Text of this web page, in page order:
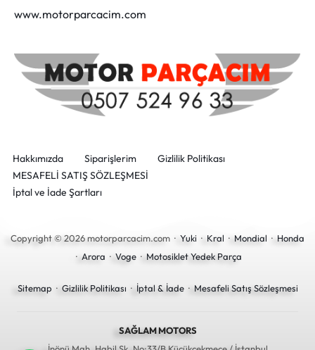
www.motorparcacim.com
Hakkımızda Siparişlerim
Gizlilik Politikası
MESAFELİ SATIŞ SÖZLEŞMESİ
İptal ve İade Şartları
Copyright © 2026 motorparcacim.com · Yuki · Kral · Mondial · Honda
· Arora · Voge· Motosiklet Yedek Parça
Sitemap · Gizlilik Politikası · İptal & İade· Mesafeli Satış Sözleşmesi
SAĞLAM MOTORS